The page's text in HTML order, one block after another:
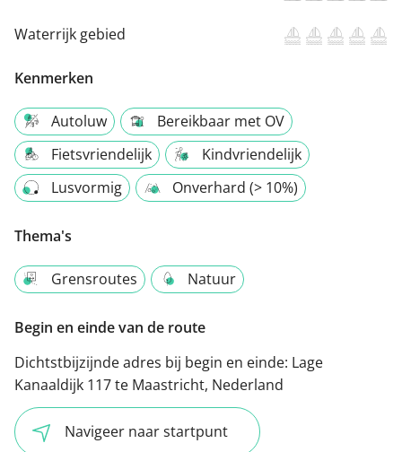
Waterrijk gebied
Kenmerken
Autoluw
Bereikbaar met OV
Fietsvriendelijk
Kindvriendelijk
Lusvormig
Onverhard (> 10%)
Thema's
Grensroutes Natuur
Begin en einde van de route
Dichtstbijzijnde adres bij begin en einde: Lage
Kanaaldijk 117 te Maastricht, Nederland
Navigeer naar startpunt